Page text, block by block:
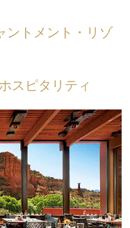
ントメント・リゾ
スピタリティ